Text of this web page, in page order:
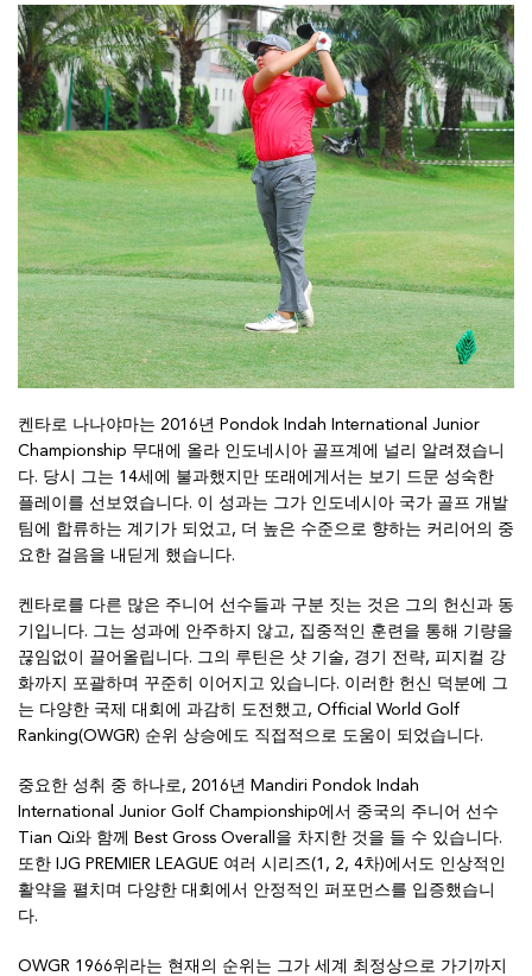
켄타로 나나야마는 2016년 Pondok Indah International Junior
Championship 무대에 올라 인도네시아 골프계에 널리 알려졌습니
다. 당시 그는 14세에 불과했지만 또래에게서는 보기 드문 성숙한
플레이를 선보였습니다. 이 성과는 그가 인도네시아 국가 골프 개발
팀에 합류하는 계기가 되었고, 더 높은 수준으로 향하는 커리어의 중
요한 걸음을 내딛게 했습니다.
켄타로를 다른 많은 주니어 선수들과 구분 짓는 것은 그의 헌신과 동
기입니다. 그는 성과에 안주하지 않고, 집중적인 훈련을 통해 기량을
끊임없이 끌어올립니다. 그의 루틴은 샷 기술, 경기 전략, 피지컬 강
화까지 포괄하며 꾸준히 이어지고 있습니다. 이러한 헌신 덕분에 그
는 다양한 국제 대회에 과감히 도전했고, Official World Golf
Ranking(OWGR) 순위 상승에도 직접적으로 도움이 되었습니다.
중요한 성취 중 하나로, 2016년 Mandiri Pondok Indah
International Junior Golf Championship에서 중국의 주니어 선수
Tian Qi와 함께 Best Gross Overall을 차지한 것을 들 수 있습니다.
또한 IJG PREMIER LEAGUE 여러 시리즈(1, 2, 4차)에서도 인상적인
활약을 펼치며 다양한 대회에서 안정적인 퍼포먼스를 입증했습니
다.
OWGR 1966위라는 현재의 순위는 그가 세계 최정상으로 가기까지